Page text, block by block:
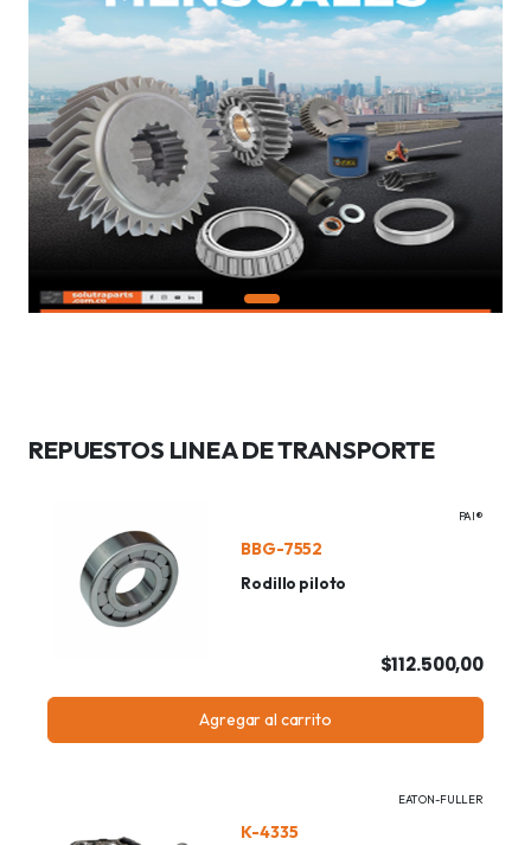
REPUESTOS LINEA DE TRANSPORTE
PAI®
BBG-7552
Rodillo piloto
$112.500,00
Agregar al carrito
EATON-FULLER
K-4335